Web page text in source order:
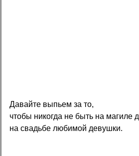
Давайте выпьем за то,
чтобы никогда не быть на магиле
на свадьбе любимой девушки.